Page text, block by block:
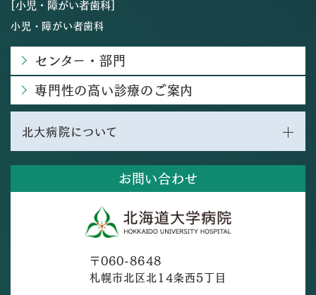
お問い合わせ
〒060-8648
札幌市北区北14条西5丁目
[小児・障がい者歯科]
小児・障がい者歯科
センター・部門
専門性の高い診療のご案内
北大病院について